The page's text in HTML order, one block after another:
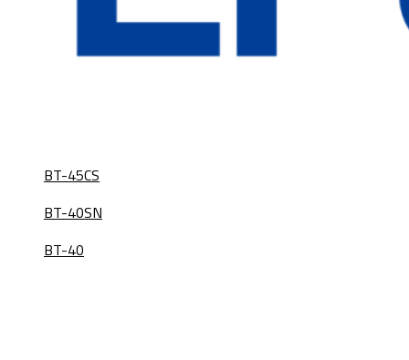
BT-45CS
BT-40SN
BT-40